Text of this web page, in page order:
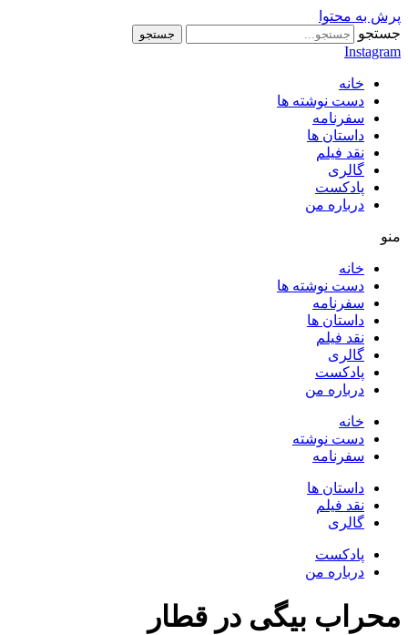
پرش به محتوا
جستجو
جستجو
Instagram
خانه
دست نوشته ها
سفرنامه
داستان ها
نقد فیلم
گالری
پادکست
درباره من
منو
خانه
دست نوشته ها
سفرنامه
داستان ها
نقد فیلم
گالری
پادکست
درباره من
خانه
دست نوشته
سفرنامه
داستان ها
نقد فیلم
گالری
پادکست
درباره من
محراب بیگی در قطار